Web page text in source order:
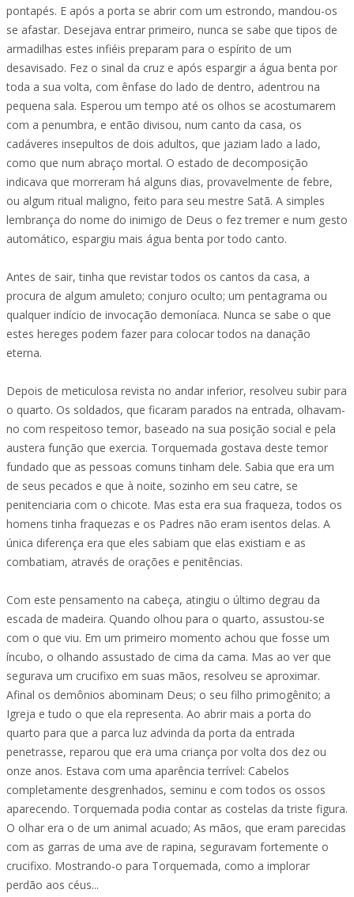
pontapés. E após a porta se abrir com um estrondo, mandou-os
se afastar. Desejava entrar primeiro, nunca se sabe que tipos de
armadilhas estes infiéis preparam para o espírito de um
desavisado. Fez o sinal da cruz e após espargir a água benta por
toda a sua volta, com ênfase do lado de dentro, adentrou na
pequena sala. Esperou um tempo até os olhos se acostumarem
com a penumbra, e então divisou, num canto da casa, os
cadáveres insepultos de dois adultos, que jaziam lado a lado,
como que num abraço mortal. O estado de decomposição
indicava que morreram há alguns dias, provavelmente de febre,
ou algum ritual maligno, feito para seu mestre Satã. A simples
lembrança do nome do inimigo de Deus o fez tremer e num gesto
automático, espargiu mais água benta por todo canto.
Antes de sair, tinha que revistar todos os cantos da casa, a
procura de algum amuleto; conjuro oculto; um pentagrama ou
qualquer indício de invocação demoníaca. Nunca se sabe o que
estes hereges podem fazer para colocar todos na danação
eterna.
Depois de meticulosa revista no andar inferior, resolveu subir para
o quarto. Os soldados, que ficaram parados na entrada, olhavam-
no com respeitoso temor, baseado na sua posição social e pela
austera função que exercia. Torquemada gostava deste temor
fundado que as pessoas comuns tinham dele. Sabia que era um
de seus pecados e que à noite, sozinho em seu catre, se
penitenciaria com o chicote. Mas esta era sua fraqueza, todos os
homens tinha fraquezas e os Padres não eram isentos delas. A
única diferença era que eles sabiam que elas existiam e as
combatiam, através de orações e penitências.
Com este pensamento na cabeça, atingiu o último degrau da
escada de madeira. Quando olhou para o quarto, assustou-se
com o que viu. Em um primeiro momento achou que fosse um
íncubo, o olhando assustado de cima da cama. Mas ao ver que
segurava um crucifixo em suas mãos, resolveu se aproximar.
Afinal os demônios abominam Deus; o seu filho primogênito; a
Igreja e tudo o que ela representa. Ao abrir mais a porta do
quarto para que a parca luz advinda da porta da entrada
penetrasse, reparou que era uma criança por volta dos dez ou
onze anos. Estava com uma aparência terrível: Cabelos
completamente desgrenhados, seminu e com todos os ossos
aparecendo. Torquemada podia contar as costelas da triste figura.
O olhar era o de um animal acuado; As mãos, que eram parecidas
com as garras de uma ave de rapina, seguravam fortemente o
crucifixo. Mostrando-o para Torquemada, como a implorar
perdão aos céus...